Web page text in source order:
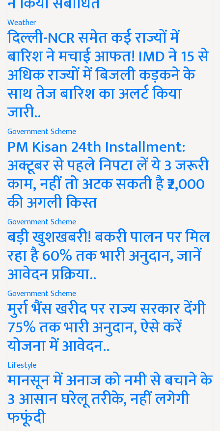
Weather
दिल्ली-NCR समेत कई राज्यों में
बारिश ने मचाई आफत! IMD ने 15 से
अधिक राज्यों में बिजली कड़कने के
साथ तेज बारिश का अलर्ट किया
जारी..
Government Scheme
PM Kisan 24th Installment:
अक्टूबर से पहले निपटा लें ये 3 जरूरी
काम, नहीं तो अटक सकती है ₹2,000
की अगली किस्त
Government Scheme
बड़ी खुशखबरी! बकरी पालन पर मिल
रहा है 60% तक भारी अनुदान, जानें
आवेदन प्रक्रिया..
Government Scheme
मुर्रा भैंस खरीद पर राज्य सरकार देंगी
75% तक भारी अनुदान, ऐसे करें
योजना में आवेदन..
Lifestyle
मानसून में अनाज को नमी से बचाने के
3 आसान घरेलू तरीके, नहीं लगेगी
फफूंदी